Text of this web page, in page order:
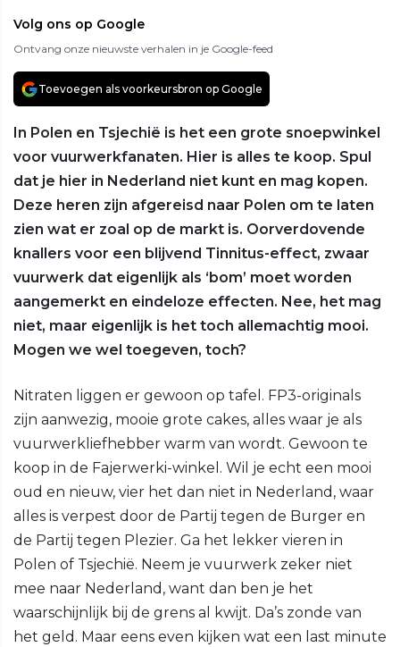
Volg ons op Google
Ontvang onze nieuwste verhalen in je Google-feed
Toevoegen als voorkeursbron op Google
In Polen en Tsjechië is het een grote snoepwinkel
voor vuurwerkfanaten. Hier is alles te koop. Spul
dat je hier in Nederland niet kunt en mag kopen.
Deze heren zijn afgereisd naar Polen om te laten
zien wat er zoal op de markt is. Oorverdovende
knallers voor een blijvend Tinnitus-effect, zwaar
vuurwerk dat eigenlijk als ‘bom’ moet worden
aangemerkt en eindeloze effecten. Nee, het mag
niet, maar eigenlijk is het toch allemachtig mooi.
Mogen we wel toegeven, toch?
Nitraten liggen er gewoon op tafel. FP3-originals
zijn aanwezig, mooie grote cakes, alles waar je als
vuurwerkliefhebber warm van wordt. Gewoon te
koop in de Fajerwerki-winkel. Wil je echt een mooi
oud en nieuw, vier het dan niet in Nederland, waar
alles is verpest door de Partij tegen de Burger en
de Partij tegen Plezier. Ga het lekker vieren in
Polen of Tsjechië. Neem je vuurwerk zeker niet
mee naar Nederland, want dan ben je het
waarschijnlijk bij de grens al kwijt. Da’s zonde van
het geld. Maar eens even kijken wat een last minute